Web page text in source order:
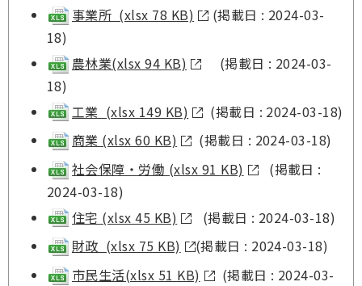
事業所 (xlsx 78 KB)
(掲載日 : 2024-03-
18)
農林業(xlsx 94 KB)
(掲載日 : 2024-03-
18)
工業 (xlsx 149 KB)
(掲載日 : 2024-03-18)
商業 (xlsx 60 KB)
(掲載日 : 2024-03-18)
社会保障・労働 (xlsx 91 KB)
(掲載日 :
2024-03-18)
住宅 (xlsx 45 KB)
(掲載日 : 2024-03-18)
財政 (xlsx 75 KB)
(掲載日 : 2024-03-18)
市民生活(xlsx 51 KB)
(掲載日 : 2024-03-